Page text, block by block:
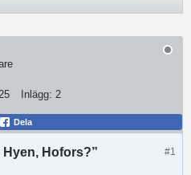
Inlägg: 2
Dela
#1
Hofors?”